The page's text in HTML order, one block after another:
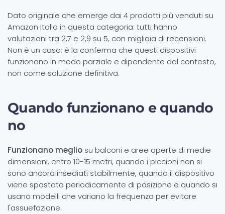
Dato originale che emerge dai 4 prodotti più venduti su
Amazon Italia in questa categoria: tutti hanno
valutazioni tra 2,7 e 2,9 su 5, con migliaia di recensioni.
Non è un caso: è la conferma che questi dispositivi
funzionano in modo parziale e dipendente dal contesto,
non come soluzione definitiva.
Quando funzionano e quando
no
Funzionano meglio su balconi e aree aperte di medie
dimensioni, entro 10-15 metri, quando i piccioni non si
sono ancora insediati stabilmente, quando il dispositivo
viene spostato periodicamente di posizione e quando si
usano modelli che variano la frequenza per evitare
l'assuefazione.